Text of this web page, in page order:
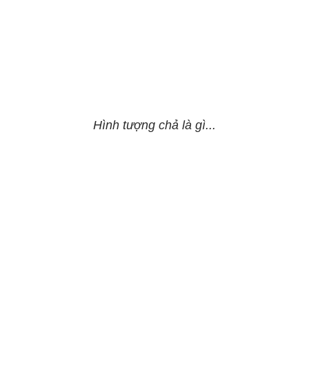
Hình tượng chả là gì...